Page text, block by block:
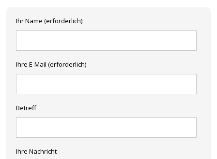
Ihr Name (erforderlich)
Ihre E-Mail (erforderlich)
Betreff
Ihre Nachricht